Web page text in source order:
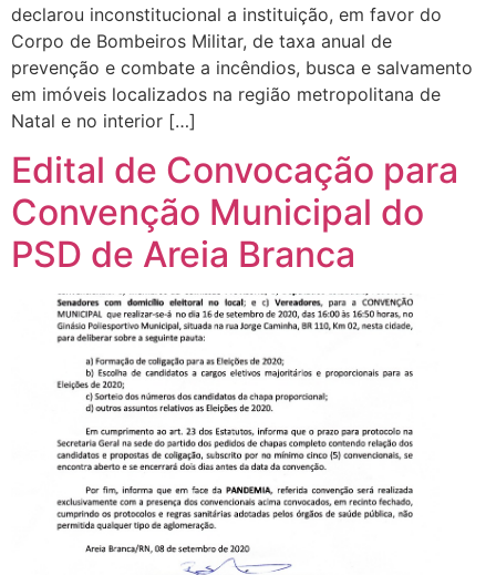
declarou inconstitucional a instituição, em favor do
Corpo de Bombeiros Militar, de taxa anual de
prevenção e combate a incêndios, busca e salvamento
em imóveis localizados na região metropolitana de
Natal e no interior […]
Edital de Convocação para
Convenção Municipal do
PSD de Areia Branca